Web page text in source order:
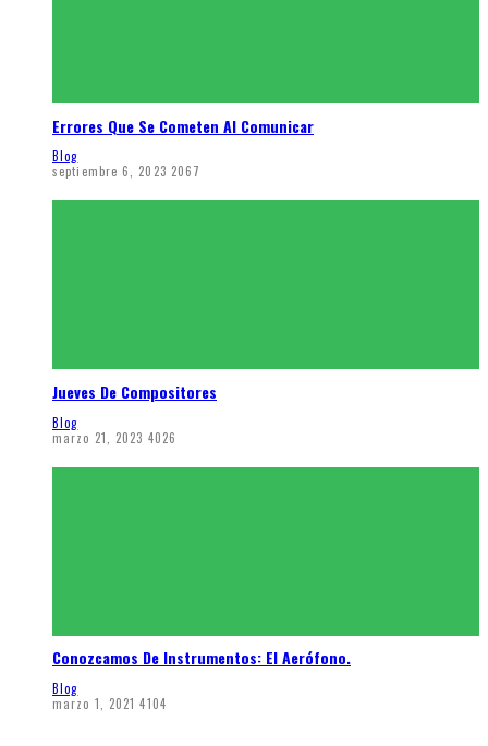
Errores Que Se Cometen Al Comunicar
Blog
septiembre 6, 2023 2067
Jueves De Compositores
Blog
marzo 21, 2023 4026
Conozcamos De Instrumentos: El Aerófono.
Blog
marzo 1, 2021 4104